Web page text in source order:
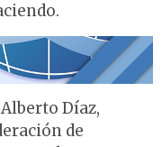
Díaz,
de